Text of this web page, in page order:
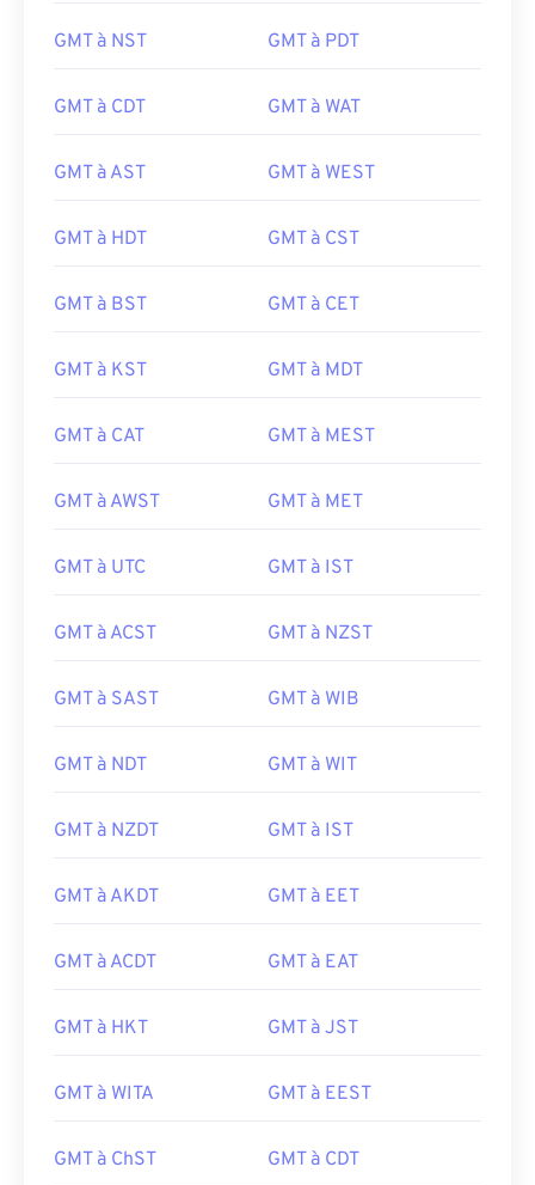
GMT à NST GMT à PDT
GMT à CDT GMT à WAT
GMT à AST GMT à WEST
GMT à HDT GMT à CST
GMT à BST GMT à CET
GMT à KST GMT à MDT
GMT à CAT GMT à MEST
GMT à AWST GMT à MET
GMT à UTC GMT à IST
GMT à ACST GMT à NZST
GMT à SAST GMT à WIB
GMT à NDT GMT à WIT
GMT à NZDT GMT à IST
GMT à AKDT GMT à EET
GMT à ACDT GMT à EAT
GMT à HKT GMT à JST
GMT à WITA GMT à EEST
GMT à ChST GMT à CDT